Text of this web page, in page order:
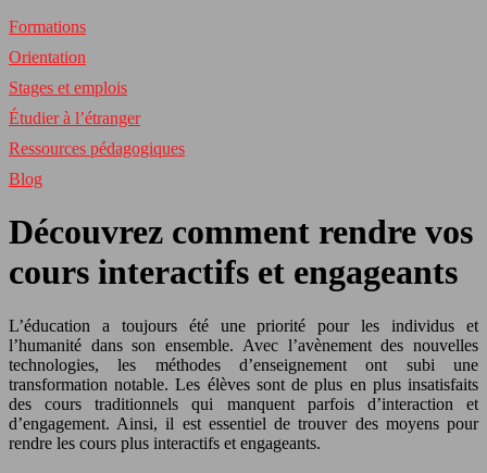
Formations
Orientation
Stages et emplois
Étudier à l’étranger
Ressources pédagogiques
Blog
Découvrez comment rendre vos
cours interactifs et engageants
L’éducation a toujours été une priorité pour les individus et
l’humanité dans son ensemble. Avec l’avènement des nouvelles
technologies, les méthodes d’enseignement ont subi une
transformation notable. Les élèves sont de plus en plus insatisfaits
des cours traditionnels qui manquent parfois d’interaction et
d’engagement. Ainsi, il est essentiel de trouver des moyens pour
rendre les cours plus interactifs et engageants.